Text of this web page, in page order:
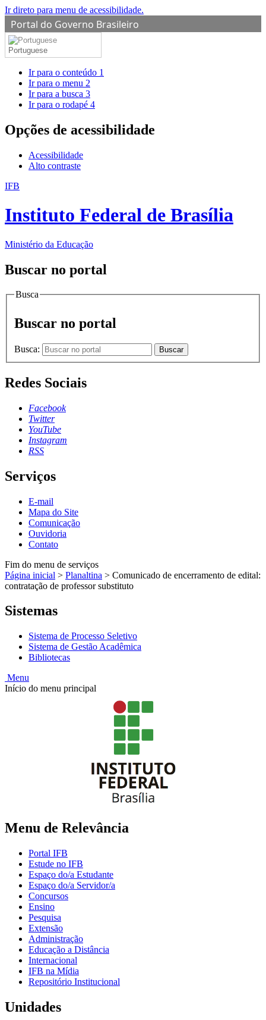
Ir direto para menu de acessibilidade.
Portal do Governo Brasileiro
Portuguese
Ir para o conteúdo 1
Ir para o menu 2
Ir para a busca 3
Ir para o rodapé 4
Opções de acessibilidade
Acessibilidade
Alto contraste
IFB
Instituto Federal de Brasília
Ministério da Educação
Buscar no portal
Busca
Buscar no portal
Busca: Buscar
Redes Sociais
Facebook
Twitter
YouTube
Instagram
RSS
Serviços
E-mail
Mapa do Site
Comunicação
Ouvidoria
Contato
Fim do menu de serviços
Página inicial > Planaltina > Comunicado de encerramento de edital:
contratação de professor substituto
Sistemas
Sistema de Processo Seletivo
Sistema de Gestão Acadêmica
Bibliotecas
Menu
Início do menu principal
Menu de Relevância
Portal IFB
Estude no IFB
Espaço do/a Estudante
Espaço do/a Servidor/a
Concursos
Ensino
Pesquisa
Extensão
Administração
Educação a Distância
Internacional
IFB na Mídia
Repositório Institucional
Unidades